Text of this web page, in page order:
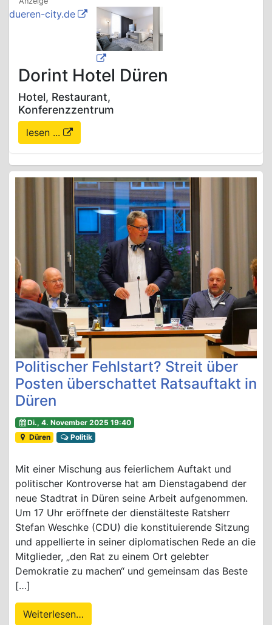
dueren-city.de
Dorint Hotel Düren
Hotel, Restaurant,
Konferenzzentrum
lesen ...
Politischer Fehlstart? Streit über
Posten überschattet Ratsauftakt in
Düren
Di., 4. November 2025 19:40
Düren
Politik
Mit einer Mischung aus feierlichem Auftakt und
politischer Kontroverse hat am Dienstagabend der
neue Stadtrat in Düren seine Arbeit aufgenommen.
Um 17 Uhr eröffnete der dienstälteste Ratsherr
Stefan Weschke (CDU) die konstituierende Sitzung
und appellierte in seiner diplomatischen Rede an die
Mitglieder, „den Rat zu einem Ort gelebter
Demokratie zu machen“ und gemeinsam das Beste
[…]
Weiterlesen…